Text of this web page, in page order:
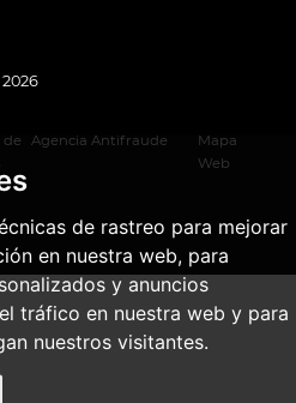
de rastreo para mejorar
en nuestra web, para
y anuncios
tráfico en nuestra web y para
nuestros visitantes.
2026
de
Agencia Antifraude
Mapa
Web